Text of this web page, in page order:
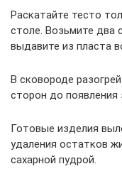
Раскатайте тесто
столе. Возьмите два
выдавите из пласта
В сковороде
сторон до появления
Готовые изделия
удаления остатков
сахарной пудрой.